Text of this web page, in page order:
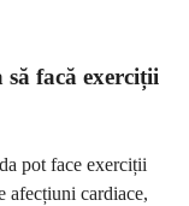
facă exerciții
pot face exerciții
afecțiuni cardiace,